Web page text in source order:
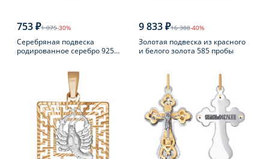
753 ₽1 075-30%
Серебряная подвеска
родированное серебро 925
9 833 ₽16 388-40%
Золотая подвеска из красного
и белого золота 585 пробы